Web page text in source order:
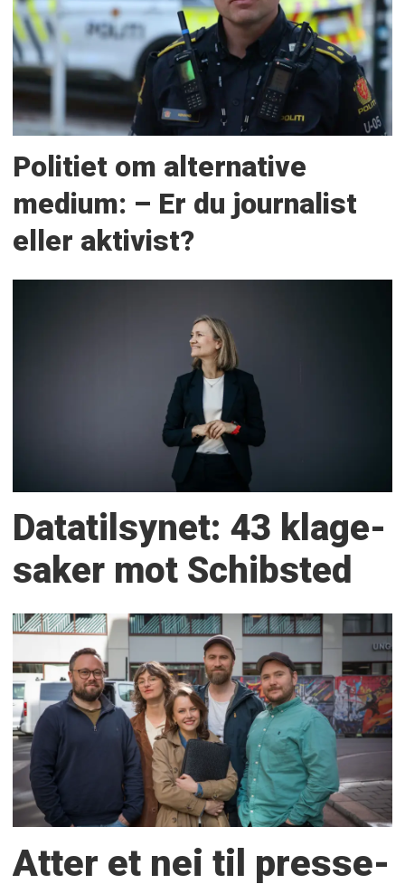
Politiet om alternative
medium: – Er du journalist
eller aktivist?
Datatilsynet: 43 klage­
saker mot Schibsted
Atter et nei til presse­